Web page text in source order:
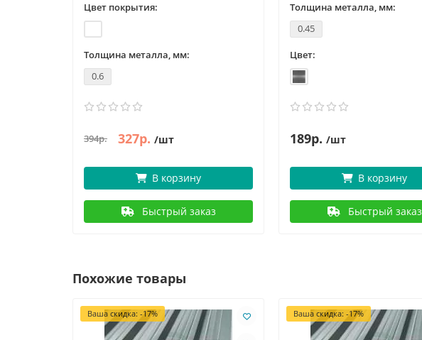
Цвет покрытия:
Толщина металла, мм:
0.6
394р. 327р. /шт
В корзину
Быстрый заказ
Толщина металла, мм:
0.45
Цвет:
189р. /шт
В корзину
Быстрый заказ
Похожие товары
Ваша скидка: -17% Ваша скидка: -17%